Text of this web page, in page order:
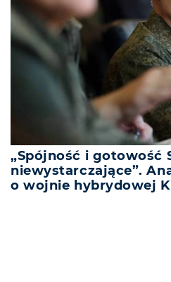
„Spójność i gotowość
niewystarczające”.
o wojnie hybrydowej